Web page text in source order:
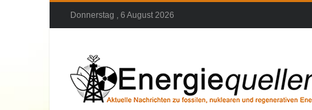
Donnerstag , 6 August 2026